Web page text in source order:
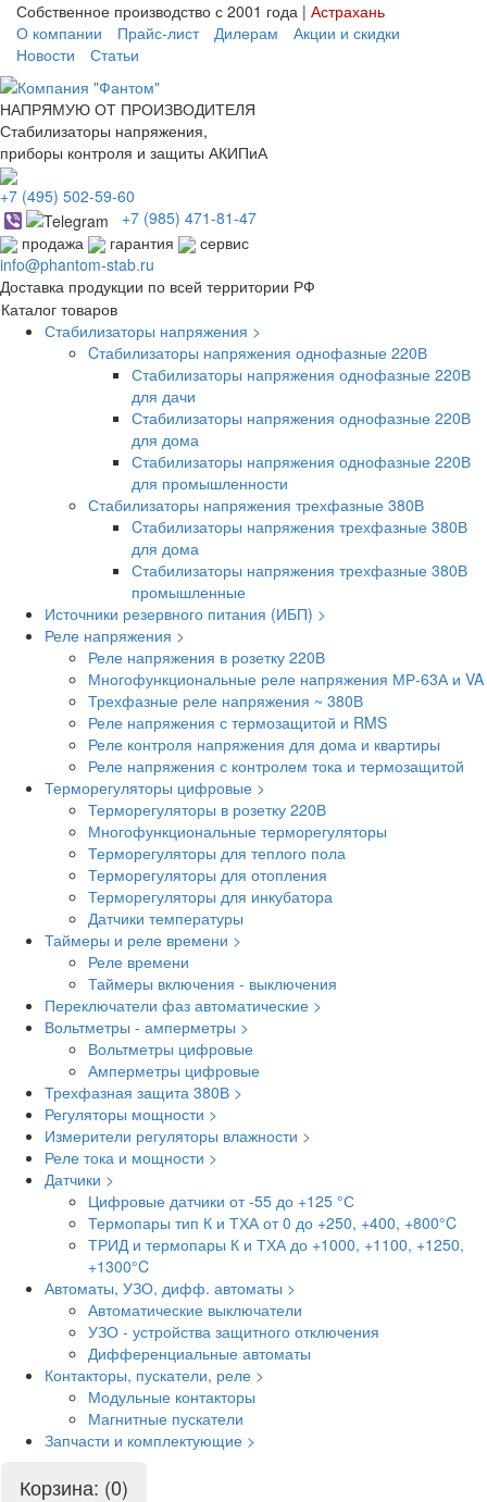
Собственное производство с 2001 года | Астрахань
О компании
Прайс-лист Дилерам
Акции и скидки
Новости
Статьи
НАПРЯМУЮ ОТ ПРОИЗВОДИТЕЛЯ
Стабилизаторы напряжения,
приборы контроля и защиты АКИПиА
+7 (495) 502-59-60
+7 (985) 471-81-47
продажа
гарантия
сервис
info@phantom-stab.ru
Доставка продукции по всей территории РФ
Каталог товаров
Стабилизаторы напряжения >
Cтабилизаторы напряжения однофазные 220В
Стабилизаторы напряжения однофазные 220В
для дачи
Стабилизаторы напряжения однофазные 220В
для дома
Стабилизаторы напряжения однофазные 220В
для промышленности
Стабилизаторы напряжения трехфазные 380В
Cтабилизаторы напряжения трехфазные 380В
для дома
Стабилизаторы напряжения трехфазные 380В
промышленные
Источники резервного питания (ИБП) >
Реле напряжения >
Реле напряжения в розетку 220В
Многофункциональные реле напряжения МР-63А и VA
Трехфазные реле напряжения ~ 380В
Реле напряжения с термозащитой и RMS
Реле контроля напряжения для дома и квартиры
Реле напряжения с контролем тока и термозащитой
Терморегуляторы цифровые >
Терморегуляторы в розетку 220В
Многофункциональные терморегуляторы
Терморегуляторы для теплого пола
Терморегуляторы для отопления
Терморегуляторы для инкубатора
Датчики температуры
Таймеры и реле времени >
Реле времени
Таймеры включения - выключения
Переключатели фаз автоматические >
Вольтметры - амперметры >
Вольтметры цифровые
Амперметры цифровые
Трехфазная защита 380В >
Регуляторы мощности >
Измерители регуляторы влажности >
Реле тока и мощности >
Датчики >
Цифровые датчики от -55 до +125 °С
Термопары тип К и ТХА от 0 до +250, +400, +800°C
ТРИД и термопары К и ТХА до +1000, +1100, +1250,
+1300°C
Автоматы, УЗО, дифф. автоматы >
Автоматические выключатели
УЗО - устройства защитного отключения
Дифференциальные автоматы
Контакторы, пускатели, реле >
Модульные контакторы
Магнитные пускатели
Запчасти и комплектующие >
Корзина: (0)